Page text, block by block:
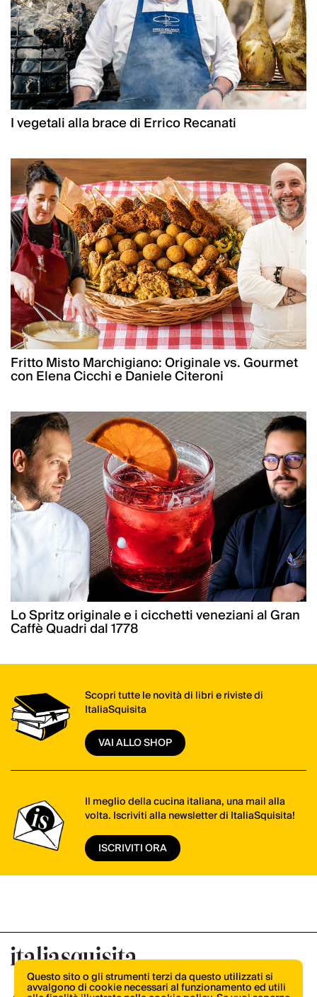
I vegetali alla brace di Errico Recanati
Fritto Misto Marchigiano: Originale vs. Gourmet
con Elena Cicchi e Daniele Citeroni
Lo Spritz originale e i cicchetti veneziani al Gran
Caffè Quadri dal 1778
Scopri tutte le novità di libri e riviste di
ItaliaSquisita
VAI ALLO SHOP
Il meglio della cucina italiana, una mail alla
volta. Iscriviti alla newsletter di ItaliaSquisita!
ISCRIVITI ORA
Questo sito o gli strumenti terzi da questo utilizzati si
avvalgono di cookie necessari al funzionamento ed utili